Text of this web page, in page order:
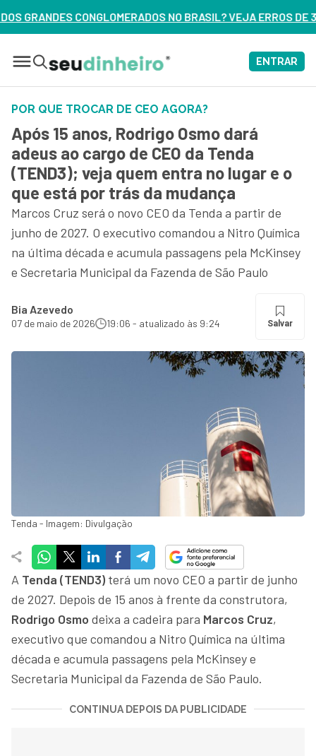
NO BRASIL? VEJA ERROS DE 3 DELES – ASSISTA AGORA
ENTRAR
POR QUE TROCAR DE CEO AGORA?
Após 15 anos, Rodrigo Osmo dará
adeus ao cargo de CEO da Tenda
(TEND3); veja quem entra no lugar e o
que está por trás da mudança
Marcos Cruz será o novo CEO da Tenda a partir de
junho de 2027. O executivo comandou a Nitro Química
na última década e acumula passagens pela McKinsey
e Secretaria Municipal da Fazenda de São Paulo
Bia Azevedo
07 de maio de 2026 19:06 - atualizado às 9:24 Salvar
Tenda - Imagem: Divulgação
A Tenda (TEND3) terá um novo CEO a partir de junho
de 2027. Depois de 15 anos à frente da construtora,
Rodrigo Osmo deixa a cadeira para Marcos Cruz,
executivo que comandou a Nitro Química na última
década e acumula passagens pela McKinsey e
Secretaria Municipal da Fazenda de São Paulo.
CONTINUA DEPOIS DA PUBLICIDADE